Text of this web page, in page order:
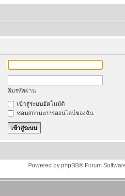
ลืมรหัสผ่าน
เข้าสู่ระบบอัตโนมัติ
ซ่อนสถานะการออนไลน์ของฉัน
Powered by phpBB® Forum